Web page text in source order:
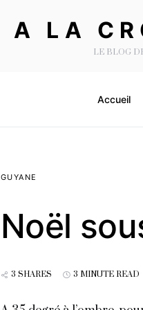
A LA
LE BLOG
Accueil
GUYANE
Noël
3 SHARES 3 MINUTE READ